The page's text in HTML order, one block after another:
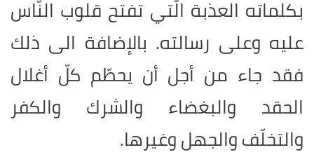
بكلماته العذبة الّتي تفتح قلوب النّاس
عليه وعلى رسالته. بالإضافة الى ذلك
فقد جاء من أجل أن يحطّم كلّ أغلال
الحقد والبغضاء والشرك والكفر
والتخلّف والجهل وغيرها.